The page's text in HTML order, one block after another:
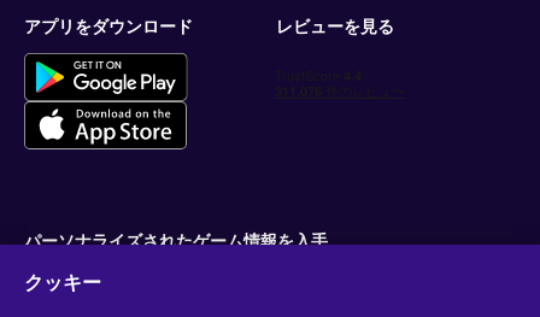
アプリをダウンロード レビューを見る
パーソナライズされたゲーム情報を入手
クッキー